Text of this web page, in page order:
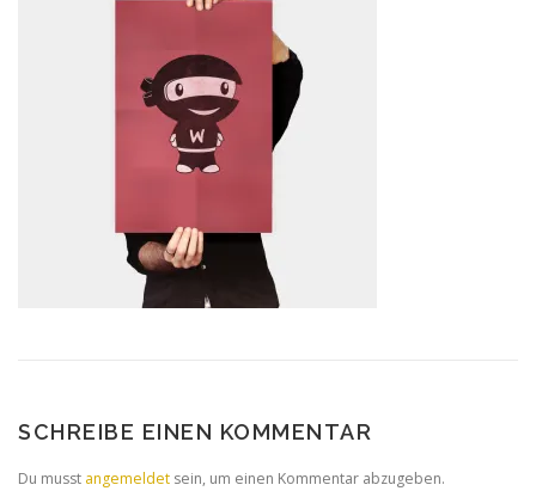
SCHREIBE EINEN KOMMENTAR
Du musst angemeldet sein, um einen Kommentar abzugeben.